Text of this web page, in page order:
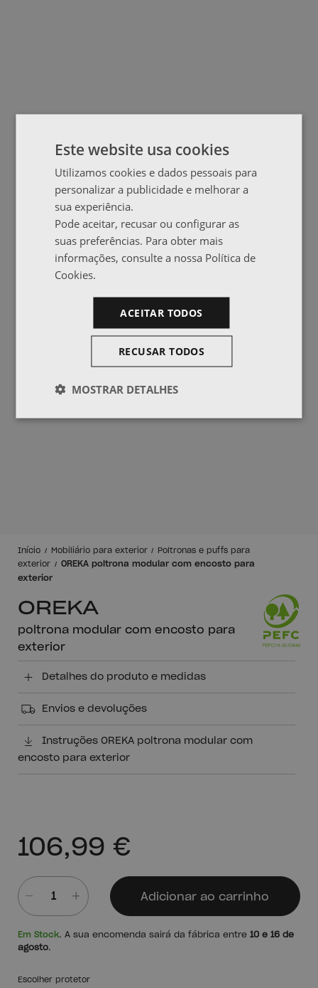
Início Mobiliário para exterior
Poltronas e puffs para
exterior
OREKA poltrona modular com encosto para
exterior
OREKA
poltrona modular com encosto para
exterior
Escolher protetor
106,99 €
Adicionar ao carrinho
Em Stock. A sua encomenda sairá da fábrica entre 10 e 16 de
agosto.
Detalhes do produto e medidas
Envios e devoluções
Instruções OREKA poltrona modular com
encosto para exterior
Este website usa cookies
Utilizamos cookies e dados pessoais para
personalizar a publicidade e melhorar a
sua experiência.
Pode aceitar, recusar ou configurar as
suas preferências. Para obter mais
informações, consulte a nossa Política de
Cookies.
ACEITAR TODOS
RECUSAR TODOS
MOSTRAR DETALHES